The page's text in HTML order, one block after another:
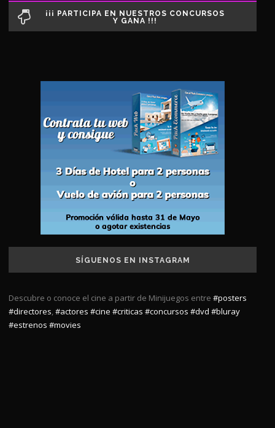
¡¡¡ PARTICIPA EN NUESTROS CONCURSOS
Y GANA !!!
SÍGUENOS EN INSTAGRAM
Descubre o conoce el cine a partir de Minijuegos entre #posters
#directores #actores #cine #criticas #concursos #dvd #bluray
#estrenos #movies